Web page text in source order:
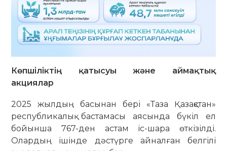
Көпшіліктің қатысуы және аймақтық
акциялар
2025 жылдың басынан бері «Таза Қазақстан»
республикалық бастамасы аясында бүкіл ел
бойынша 767-ден астам іс-шара өткізілді.
Олардың ішінде дәстүрге айналған белгілі